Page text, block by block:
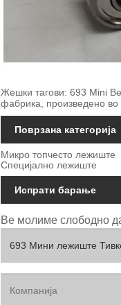
Жешки тагови: 693 Mini
фабрика, произведено
Поврзана категорија
Микро топчесто лежиште
Специјално лежиште
Испрати барање
Ве молиме слободно